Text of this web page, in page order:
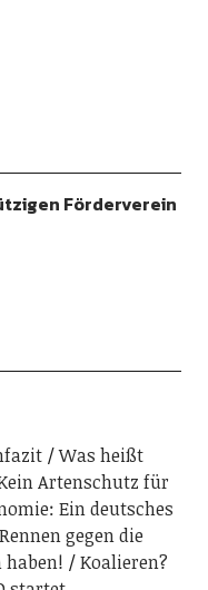
Förderverein
Was heißt
Artenschutz für
Ein deutsches
gegen die
haben!
Koalieren?